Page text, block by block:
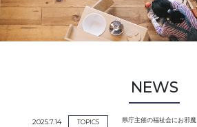
NEWS
2025.7.14 TOPICS 県庁主催の福祉会にお邪魔